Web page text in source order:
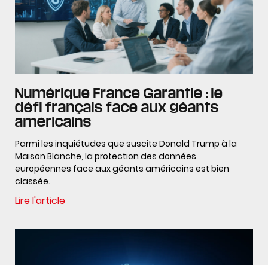
Numérique France Garantie : le
défi français face aux géants
américains
Parmi les inquiétudes que suscite Donald Trump à la
Maison Blanche, la protection des données
européennes face aux géants américains est bien
classée.
Lire l'article